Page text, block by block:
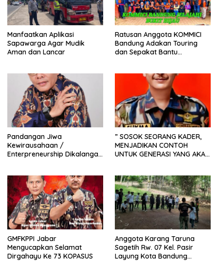
Manfaatkan Aplikasi
Sapawarga Agar Mudik
Aman dan Lancar
Ratusan Anggota KOMMICI
Bandung Adakan Touring
dan Sepakat Bantu
Pandangan Jiwa
Kewirausahaan /
Enterpreneurship Dikalangan
” SOSOK SEORANG KADER,
MENJADIKAN CONTOH
UNTUK GENERASI YANG AKAN
GMFKPPI Jabar
Mengucapkan Selamat
Dirgahayu Ke 73 KOPASUS
Anggota Karang Taruna
Sagetih Rw. 07 Kel. Pasir
Layung Kota Bandung